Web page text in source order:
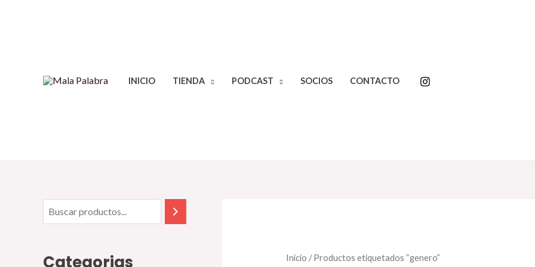
INICIO TIENDA PODCAST SOCIOS CONTACTO
Categorias Inicio / Productos etiquetados “genero”